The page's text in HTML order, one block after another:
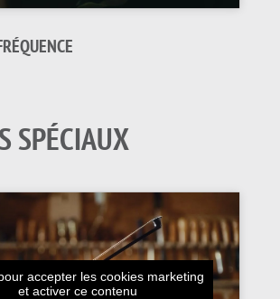
SPÉCIAUX
accepter les cookies marketing
et activer ce contenu